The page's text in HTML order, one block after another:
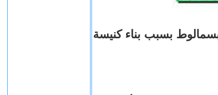
بسبب بناء كنيسة